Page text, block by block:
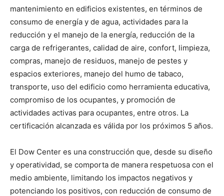
mantenimiento en edificios existentes, en términos de
consumo de energía y de agua, actividades para la
reducción y el manejo de la energía, reducción de la
carga de refrigerantes, calidad de aire, confort, limpieza,
compras, manejo de residuos, manejo de pestes y
espacios exteriores, manejo del humo de tabaco,
transporte, uso del edificio como herramienta educativa,
compromiso de los ocupantes, y promoción de
actividades activas para ocupantes, entre otros. La
certificación alcanzada es válida por los próximos 5 años.
El Dow Center es una construcción que, desde su diseño
y operatividad, se comporta de manera respetuosa con el
medio ambiente, limitando los impactos negativos y
potenciando los positivos, con reducción de consumo de